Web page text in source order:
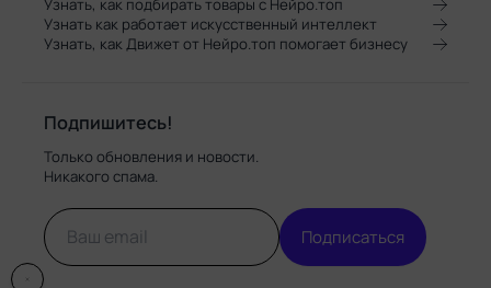
Узнать, как подбирать товары с Нейро.топ
Узнать как работает искусственный интеллект
Узнать, как Движет от Нейро.топ помогает бизнесу
Подпишитесь!
Только обновления и новости.
Никакого спама.
Подписаться